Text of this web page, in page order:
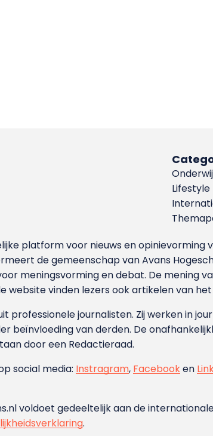
Lifestyle
platform voor nieuws en
de gemeenschap van Avans
meningsvorming en debat. De mening
website vinden lezers ook artikelen van
professionele journalisten. Zij werken in
beïnvloeding van derden. De
door een Redactieraad.
social media: Instragram, Facebooken
voldoet gedeeltelijk aan de
.